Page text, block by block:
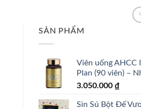
SẢN PHẨM
Viên uống AHCC
Plan (90 viên) –
3.050.000 ₫
Sìn Sú Bột Đế